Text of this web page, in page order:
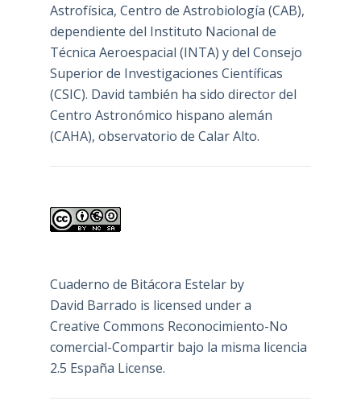
Astrofísica, Centro de Astrobiología (CAB),
dependiente del Instituto Nacional de
Técnica Aeroespacial (INTA) y del Consejo
Superior de Investigaciones Científicas
(CSIC). David también ha sido director del
Centro Astronómico hispano alemán
(CAHA), observatorio de Calar Alto.
Cuaderno de Bitácora Estelarby
David Barrado is licensed under a
Creative Commons Reconocimiento-No
comercial-Compartir bajo la misma licencia
2.5 España License.